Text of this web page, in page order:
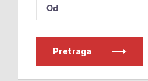
Pretraga